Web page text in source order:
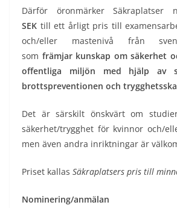
Därför öronmärker Säkraplatser
SEK till ett årligt pris till
och/eller mastenivå från
som främjar kunskap om säkerhet
offentliga miljön med hjälp av
brottspreventionen och
Det är särskilt önskvärt om
säkerhet/trygghet för kvinnor och/
men även andra inriktningar är
Priset kallas Säkraplatsers pris till
Nominering/anmälan